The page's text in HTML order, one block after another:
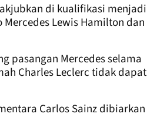
di kualifikasi menjadi
Lewis Hamilton dan
pasangan Mercedes selama
Charles Leclerc tidak dapat
Carlos Sainz dibiarkan